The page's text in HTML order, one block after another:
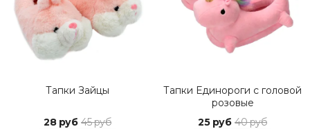
Тапки Зайцы
28 руб 45 руб
Тапки Единороги с головой
розовые
25 руб 40 руб